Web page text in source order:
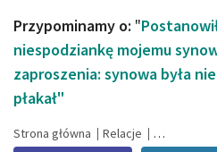
Przypominamy o: "
niespodziankę mojemu
zaproszenia: synowa była
płakał"
Strona główna Relacje